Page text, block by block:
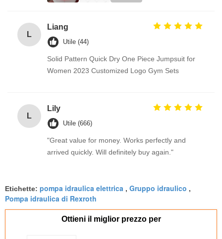
L
Liang
Utile (44)
Solid Pattern Quick Dry One Piece Jumpsuit for
Women 2023 Customized Logo Gym Sets
L
Lily
Utile (666)
"Great value for money. Works perfectly and
arrived quickly. Will definitely buy again."
Etichette: pompa idraulica elettrica , Gruppo idraulico ,
Pompa idraulica di Rexroth
Ottieni il miglior prezzo per